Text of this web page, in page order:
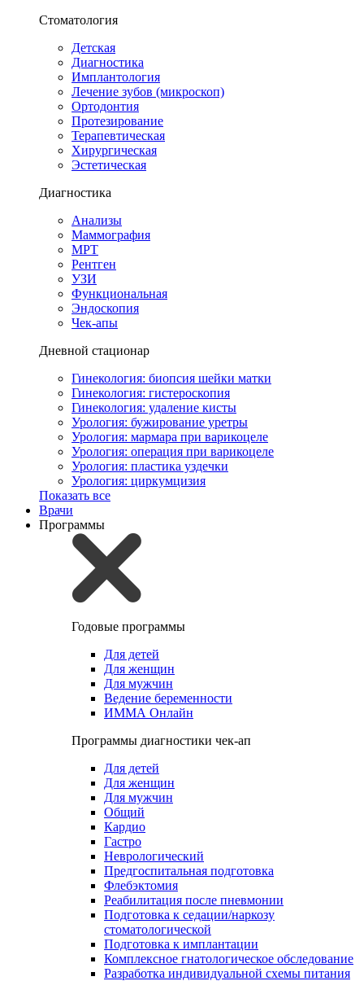
Стоматология
Детская
Диагностика
Имплантология
Лечение зубов (микроскоп)
Ортодонтия
Протезирование
Терапевтическая
Хирургическая
Эстетическая
Диагностика
Анализы
Маммография
МРТ
Рентген
УЗИ
Функциональная
Эндоскопия
Чек-апы
Дневной стационар
Гинекология: биопсия шейки матки
Гинекология: гистероскопия
Гинекология: удаление кисты
Урология: бужирование уретры
Урология: мармара при варикоцеле
Урология: операция при варикоцеле
Урология: пластика уздечки
Урология: циркумцизия
Показать все
Врачи
Программы
Годовые программы
Для детей
Для женщин
Для мужчин
Ведение беременности
ИММА Онлайн
Программы диагностики чек-ап
Для детей
Для женщин
Для мужчин
Общий
Кардио
Гастро
Неврологический
Предгоспитальная подготовка
Флебэктомия
Реабилитация после пневмонии
Подготовка к седации/наркозу
стоматологической
Подготовка к имплантации
Комплексное гнатологическое обследование
Разработка индивидуальной схемы питания